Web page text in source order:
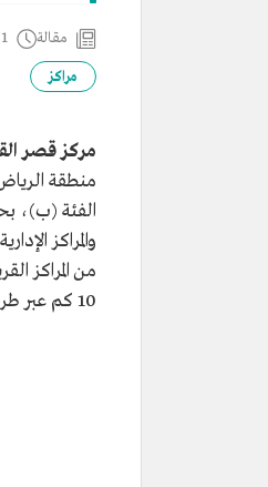
مقالة 1 د
مراكز
مركز قصر
منطقة
الفئة (ب)،
والمراكز
من المراكز
10 كم عبر طريق الملك فهد.